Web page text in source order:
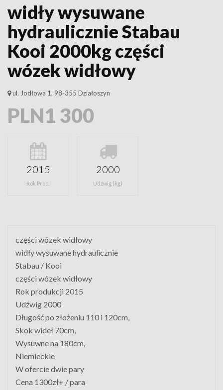
widły wysuwane
hydraulicznie Stabau
Kooi 2000kg części
wózek widłowy
ul. Jodłowa 1, 98-355 Działoszyn
PLN1 300
2015
Rok Prod.
2000
Udźwig (kg)
części wózek widłowy
widły wysuwane hydraulicznie
Stabau / Kooi
części wózek widłowy
Rok produkcji 2015
Udźwig 2000
Długość po złożeniu 110 i 120cm,
Skok wideł 70cm,
Wysuwne na 180cm,
Niemieckie
W ofercie dwie pary
Cena 1300zł+ / para